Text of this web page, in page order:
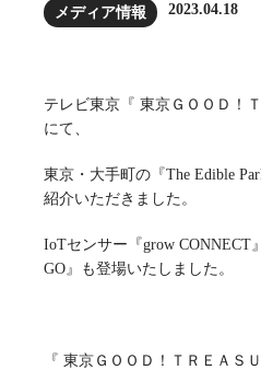
メディア情報 2023.04.18
テレビ東京『 東京ＧＯＯＤ！
にて、
東京・大手町の『The Edible
紹介いただきました。
IoTセンサー『grow CONNECT
GO』も登場いたしました。
『 東京ＧＯＯＤ！ＴＲＥＡ